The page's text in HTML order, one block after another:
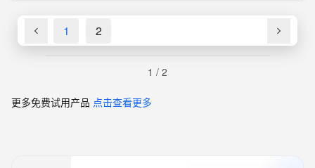
1 2
1 / 2
更多免费试用产品 点击查看更多